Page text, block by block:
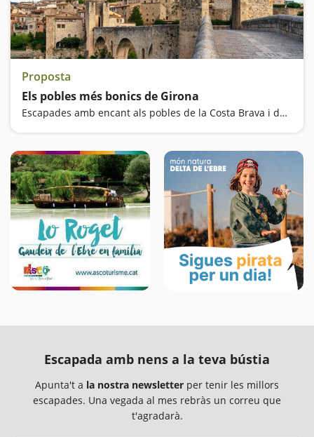
Proposta
Els pobles més bonics de Girona
Escapades amb encant als pobles de la Costa Brava i de l'interior de Girona
Escapada amb nens a la teva bústia
Apunta't a la nostra newsletter per tenir les millors
escapades. Una vegada al mes rebràs un correu que
t'agradarà.